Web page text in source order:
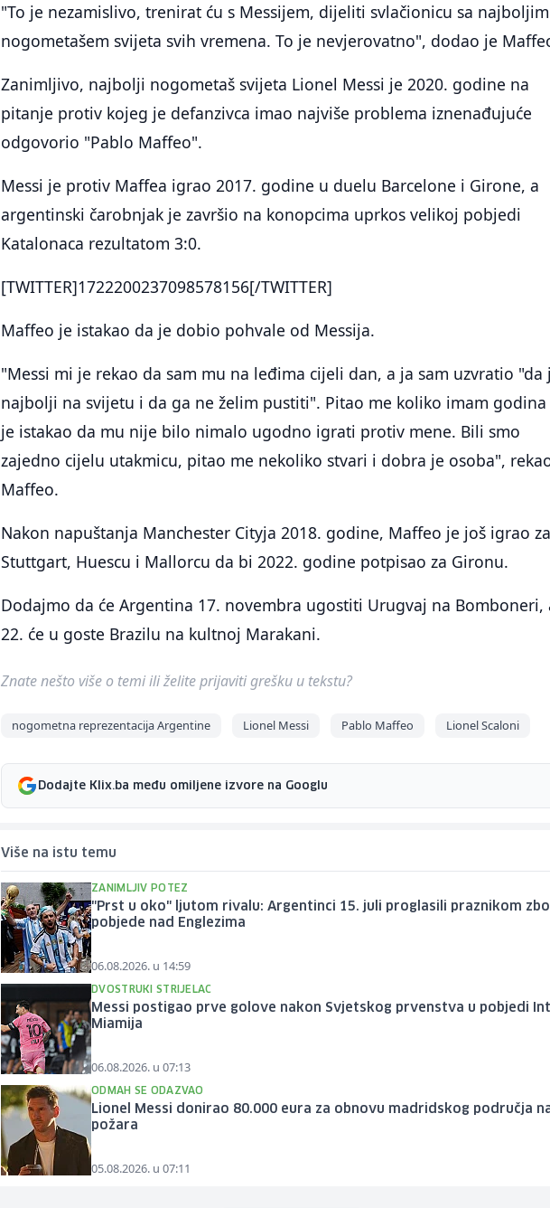
"To je nezamislivo, trenirat ću s Messijem, dijeliti svlačionicu sa najboljim
nogometašem svijeta svih vremena. To je nevjerovatno", dodao je
Zanimljivo, najbolji nogometaš svijeta Lionel Messi je 2020. godine na
pitanje protiv kojeg je defanzivca imao najviše problema iznenađujuće
odgovorio "Pablo Maffeo".
Messi je protiv Maffea igrao 2017. godine u duelu Barcelone i Girone, a
argentinski čarobnjak je završio na konopcima uprkos velikoj pobjedi
Katalonaca rezultatom 3:0.
[TWITTER]1722200237098578156[/TWITTER]
Maffeo je istakao da je dobio pohvale od Messija.
"Messi mi je rekao da sam mu na leđima cijeli dan, a ja sam uzvratio "da
najbolji na svijetu i da ga ne želim pustiti". Pitao me koliko imam godina
je istakao da mu nije bilo nimalo ugodno igrati protiv mene. Bili smo
zajedno cijelu utakmicu, pitao me nekoliko stvari i dobra je osoba",
Maffeo.
Nakon napuštanja Manchester Cityja 2018. godine, Maffeo je još igrao za
Stuttgart, Huescu i Mallorcu da bi 2022. godine potpisao za Gironu.
Dodajmo da će Argentina 17. novembra ugostiti Urugvaj na Bomboneri,
22. će u goste Brazilu na kultnoj Marakani.
Znate nešto više o temi ili želite prijaviti grešku u tekstu?
nogometna reprezentacija Argentine Lionel Messi Pablo Maffeo Lionel Scaloni
Dodajte Klix.ba među omiljene izvore na Googlu
Više na istu temu
ZANIMLJIV POTEZ
"Prst u oko" ljutom rivalu: Argentinci 15. juli proglasili praznikom
pobjede nad Englezima
06.08.2026. u 14:59
DVOSTRUKI STRIJELAC
Messi postigao prve golove nakon Svjetskog prvenstva u pobjedi
Miamija
06.08.2026. u 07:13
ODMAH SE ODAZVAO
Lionel Messi donirao 80.000 eura za obnovu madridskog područja
požara
05.08.2026. u 07:11